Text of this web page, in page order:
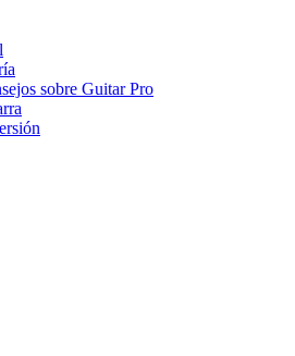
sobre Guitar Pro